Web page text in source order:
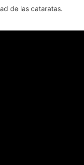
de las cataratas.